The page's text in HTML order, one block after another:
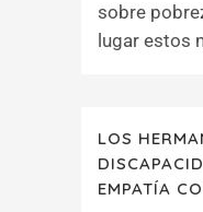
sobre
lugar estos
LOS
EMPATÍA